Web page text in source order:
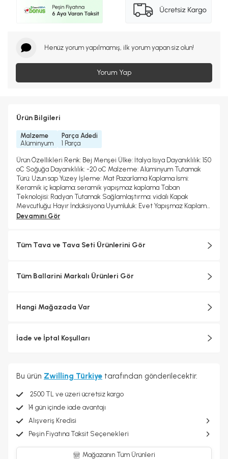
Henüz yorum yapılmamış, ilk yorum yapan siz olun!
Yorum Yap
Ürün Bilgileri
Malzeme
Alüminyum
Parça Adedi
1 Parça
Ürün Özellikleri Renk: Bej Menşei Ülke: İtalya Isıya Dayanıklılık: 150
ºC Soğuğa Dayanıklılık: -20 ºC Malzeme: Alüminyum Tutamak
Türü: Uzun sap Yüzey İşleme: Mat Pazarlama Kaplama İsmi:
Keramik iç kaplama: seramik yapışmaz kaplama Taban
Teknolojisi: Radyan Tutamak Sağlamlaştırma: vidalı Kapak
Mevcutluğu: Hayır İndüksiyona Uyumluluk: Evet Yapışmaz Kaplama:
Evet Dondurucuda Kullanıma Uygunluk: Evet Ocak Üstü Kullanıma
30,10 cm Ürün Yüksekliği: 7,10 cm Üst Çap: 28,00 cm Taban Çapı:
Devamını Gör
Tüm Tava ve Tava Seti Ürünlerini Gör
Tüm Ballarini Markalı Ürünleri Gör
Hangi Mağazada Var
İade ve İptal Koşulları
Bu ürün Zwilling Türkiye tarafından gönderilecektir.
2500 TL ve üzeri ücretsiz kargo
14 gün içinde iade avantajı
Alışveriş Kredisi
Peşin Fiyatına Taksit Seçenekleri
Mağazanın Tüm Ürünleri